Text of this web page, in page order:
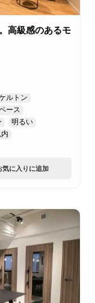
高級感のあるモ
ルトン
ース
明るい